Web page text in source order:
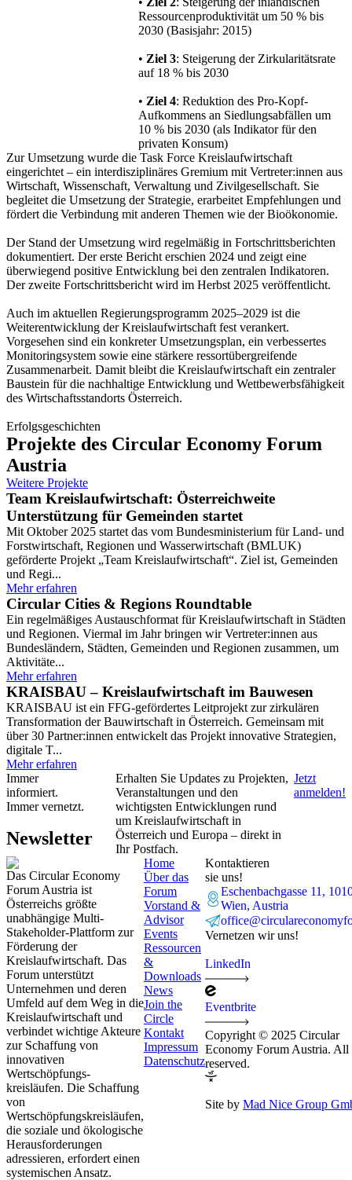
Ressourcenproduktivität um 50 % bis
2030 (Basisjahr: 2015)
• Ziel 3: Steigerung der Zirkularitätsrate
auf 18 % bis 2030
• Ziel 4: Reduktion des Pro-Kopf-
Aufkommens an Siedlungsabfällen um
10 % bis 2030 (als Indikator für den
privaten Konsum)
Zur Umsetzung wurde die Task Force Kreislaufwirtschaft
eingerichtet – ein interdisziplinäres Gremium mit Vertreter:innen aus
Wirtschaft, Wissenschaft, Verwaltung und Zivilgesellschaft. Sie
begleitet die Umsetzung der Strategie, erarbeitet Empfehlungen und
fördert die Verbindung mit anderen Themen wie der Bioökonomie.
Der Stand der Umsetzung wird regelmäßig in Fortschrittsberichten
dokumentiert. Der erste Bericht erschien 2024 und zeigt eine
überwiegend positive Entwicklung bei den zentralen Indikatoren.
Der zweite Fortschrittsbericht wird im Herbst 2025 veröffentlicht.
Auch im aktuellen Regierungsprogramm 2025–2029 ist die
Weiterentwicklung der Kreislaufwirtschaft fest verankert.
Vorgesehen sind ein konkreter Umsetzungsplan, ein verbessertes
Monitoringsystem sowie eine stärkere ressortübergreifende
Zusammenarbeit. Damit bleibt die Kreislaufwirtschaft ein zentraler
Baustein für die nachhaltige Entwicklung und Wettbewerbsfähigkeit
des Wirtschaftsstandorts Österreich.
Erfolgsgeschichten
Projekte des Circular Economy Forum
Austria
Weitere Projekte
Team Kreislaufwirtschaft: Österreichweite
Unterstützung für Gemeinden startet
Mit Oktober 2025 startet das vom Bundesministerium für Land- und
Forstwirtschaft, Regionen und Wasserwirtschaft (BMLUK)
geförderte Projekt „Team Kreislaufwirtschaft“. Ziel ist, Gemeinden
und Regi...
Mehr erfahren
Circular Cities & Regions Roundtable
Ein regelmäßiges Austauschformat für Kreislaufwirtschaft in Städten
und Regionen. Viermal im Jahr bringen wir Vertreter:innen aus
Bundesländern, Städten, Gemeinden und Regionen zusammen, um
Aktivitäte...
Mehr erfahren
KRAISBAU – Kreislaufwirtschaft im Bauwesen
KRAISBAU ist ein FFG-gefördertes Leitprojekt zur zirkulären
Transformation der Bauwirtschaft in Österreich. Gemeinsam mit
über 30 Partner:innen entwickelt das Projekt innovative Strategien,
digitale T...
Mehr erfahren
Immer
informiert.
Immer vernetzt.
Newsletter
Erhalten Sie Updates zu Projekten,
Veranstaltungen und den
wichtigsten Entwicklungen rund
um Kreislaufwirtschaft in
Österreich und Europa – direkt in
Ihr Postfach.
Jetzt
anmelden!
Das Circular Economy
Forum Austria ist
Österreichs größte
unabhängige Multi-
Stakeholder-Plattform zur
Förderung der
Kreislaufwirtschaft. Das
Forum unterstützt
Unternehmen und deren
Umfeld auf dem Weg in die
Kreislaufwirtschaft und
verbindet wichtige Akteure
zur Schaffung von
innovativen
Wertschöpfungs-
kreisläufen. Die Schaffung
von
Wertschöpfungskreisläufen,
die soziale und ökologische
Herausforderungen
adressieren, erfordert einen
systemischen Ansatz.
Home
Über das
Forum
Vorstand &
Advisor
Events
Ressourcen
&
Downloads
News
Join the
Circle
Kontakt
Impressum
Datenschutz
Kontaktieren
sie uns!
Eschenbachgasse 11,
Wien, Austria
Vernetzen wir uns!
LinkedIn
Eventbrite
Copyright © 2025 Circular
Economy Forum Austria. All
reserved.
Site by Mad Nice Group